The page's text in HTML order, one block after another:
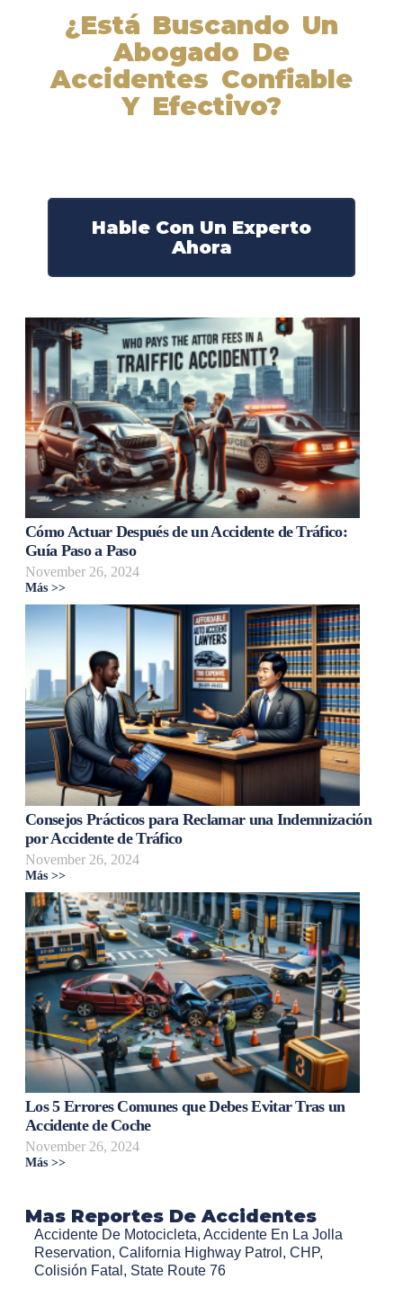
¿Está Buscando Un
Abogado De
Accidentes Confiable
Y Efectivo?
Hable Con Un Experto
Ahora
Cómo Actuar Después de un Accidente de Tráfico:
Guía Paso a Paso
November 26, 2024
Más >>
Consejos Prácticos para Reclamar una Indemnización
por Accidente de Tráfico
November 26, 2024
Más >>
Los 5 Errores Comunes que Debes Evitar Tras un
Accidente de Coche
November 26, 2024
Más >>
Mas Reportes De Accidentes
Accidente De Motocicleta, Accidente En La Jolla
Reservation, California Highway Patrol , CHP,
Colisión Fatal , State Route 76